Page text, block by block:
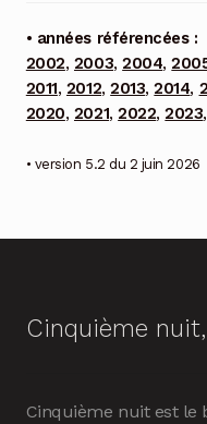
• années référencées :
2002, 2003,2004,
2011, 2012,2013,2014,
2020, 2021,2022,2023,
• version 5.2 du 2 juin 2026
Cinquième
Cinquième nuit est le